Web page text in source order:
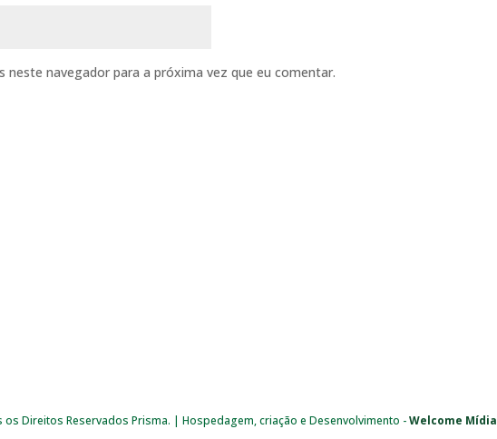
neste navegador para a próxima vez que eu comentar.
Direitos Reservados Prisma. | Hospedagem, criação e Desenvolvimento -Welcome Mídia